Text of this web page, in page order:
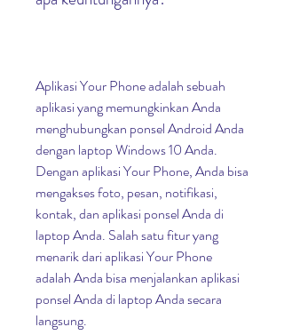
Aplikasi Your Phone adalah sebuah
aplikasi yang memungkinkan Anda
menghubungkan ponsel Android Anda
dengan laptop Windows 10 Anda.
Dengan aplikasi Your Phone, Anda bisa
mengakses foto, pesan, notifikasi,
kontak, dan aplikasi ponsel Anda di
laptop Anda. Salah satu fitur yang
menarik dari aplikasi Your Phone
adalah Anda bisa menjalankan aplikasi
ponsel Anda di laptop Anda secara
langsung.